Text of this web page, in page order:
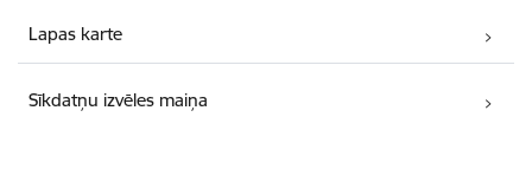
Lapas karte
Sīkdatņu izvēles maiņa